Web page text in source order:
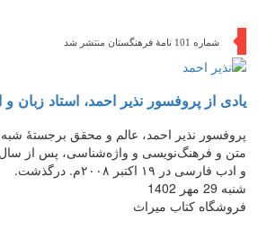
شماره 101 نامۀ فرهنگستان منتشر شد
یادی از پروفسور نذیر احمد، استاد زبان
پروفسور نذیر احمد، عالم و محقق برجستۀ
متن و فرهنگ‌نویسی و واژه‌شناسی، پس از
و ادب فارسی در ۱۹ اکتبر ۲۰۰۸م. درگذشت.
شنبه 29 مهر 1402
فروشگاه کتاب میراث